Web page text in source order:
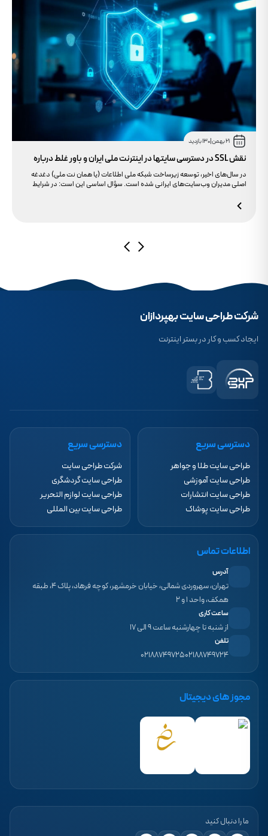
21 بهمن |130 بازدید
نقش SSL در دسترسی سایتها در اینترنت ملی ایران و باور غلط درباره
دامنه های IR
در سال‌های اخیر، توسعه زیرساخت شبکه ملی اطلاعات (یا همان نت ملی) دغدغه
اصلی مدیران وب‌سایت‌های ایرانی شده است. سؤال اساسی این است: در شرایط
شرکت طراحی سایت بهپردازان
ایجاد کسب و کار در بستر اینترنت
دسترسی سریع
طراحی سایت طلا و جواهر
طراحی سایت آموزشی
طراحی سایت انتشارات
طراحی سایت پوشاک
دسترسی سریع
شرکت طراحی سایت
طراحی سایت گردشگری
طراحی سایت لوازم التحریر
طراحی سایت بین المللی
اطلاعات تماس
آدرس
تهران، سهروردی شمالی، خیابان خرمشهر، کوچه فرهاد، پلاک ۴، طبقه
همکف، واحد ۱ و ۲
ساعت کاری
از شنبه تا چهارشنبه ساعت ۹ الی ۱۷
تلفن
۰۲۱۸۸۷۴۹۷۲۴۰۲۱۸۸۷۴۹۷۲۵
مجوز های دیجیتال
ما را دنبال کنید